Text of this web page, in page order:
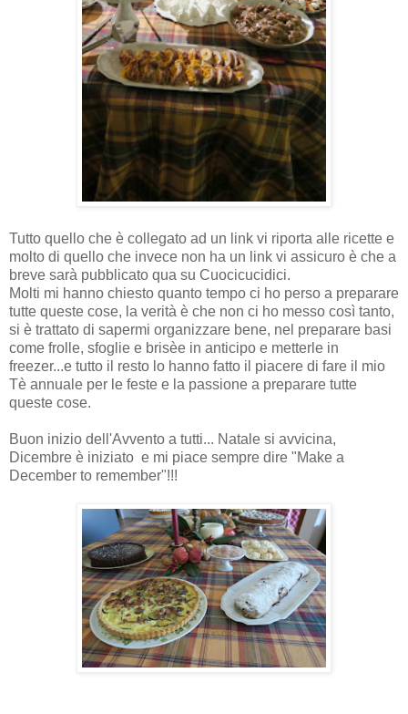
Tutto quello che è collegato ad un link vi riporta alle ricette e
molto di quello che invece non ha un link vi assicuro è che a
breve sarà pubblicato qua su Cuocicucidici.
Molti mi hanno chiesto quanto tempo ci ho perso a preparare
tutte queste cose, la verità è che non ci ho messo così tanto,
si è trattato di sapermi organizzare bene, nel preparare basi
come frolle, sfoglie e brisèe in anticipo e metterle in
freezer...e tutto il resto lo hanno fatto il piacere di fare il mio
Tè annuale per le feste e la passione a preparare tutte
queste cose.
Buon inizio dell'Avvento a tutti... Natale si avvicina,
Dicembre è iniziato e mi piace sempre dire "Make a
December to remember"!!!